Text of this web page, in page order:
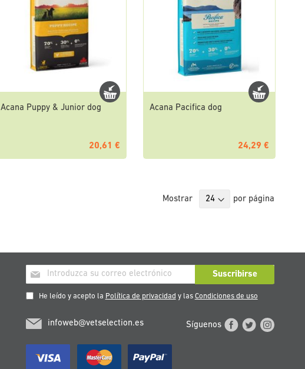
Acana Puppy & Junior dog
20,61 €
Acana Pacifica dog
24,29 €
Mostrar por página
Inscríbase
a
nuestro
de
noticias:
Suscribirse
He leído y acepto la Política de privacidad y las Condiciones de uso
infoweb@vetselection.es Síguenos